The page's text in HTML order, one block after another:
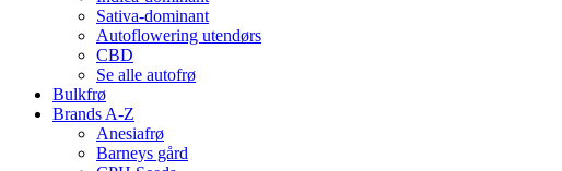
Sativa-dominant
Autoflowering utendørs
CBD
Se alle autofrø
Bulkfrø
Brands A-Z
Anesiafrø
Barneys gård